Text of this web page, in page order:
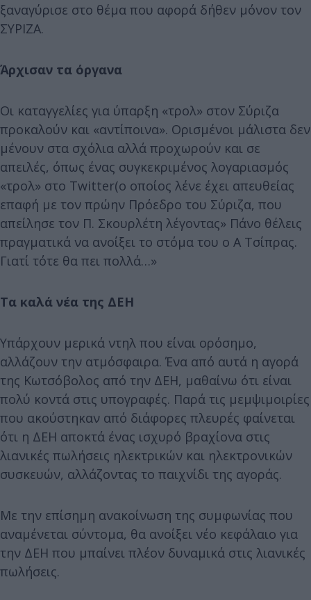
ξαναγύρισε στο θέμα που αφορά δήθεν μόνον τον
ΣΥΡΙΖΑ.
Άρχισαν τα όργανα
Οι καταγγελίες για ύπαρξη «τρολ» στον Σύριζα
προκαλούν και «αντίποινα». Ορισμένοι μάλιστα δεν
μένουν στα σχόλια αλλά προχωρούν και σε
απειλές, όπως ένας συγκεκριμένος λογαριασμός
«τρολ» στο Twitter(ο οποίος λένε έχει απευθείας
επαφή με τον πρώην Πρόεδρο του Σύριζα, που
απείλησε τον Π. Σκουρλέτη λέγοντας» Πάνο θέλεις
πραγματικά να ανοίξει το στόμα του ο Α Τσίπρας.
Γιατί τότε θα πει πολλά…»
Τα καλά νέα της ΔΕΗ
Υπάρχουν μερικά ντηλ που είναι ορόσημο,
αλλάζουν την ατμόσφαιρα. Ένα από αυτά η αγορά
της Κωτσόβολος από την ΔΕΗ, μαθαίνω ότι είναι
πολύ κοντά στις υπογραφές. Παρά τις μεμψιμοιρίες
που ακούστηκαν από διάφορες πλευρές φαίνεται
ότι η ΔΕΗ αποκτά ένας ισχυρό βραχίονα στις
λιανικές πωλήσεις ηλεκτρικών και ηλεκτρονικών
συσκευών, αλλάζοντας το παιχνίδι της αγοράς.
Με την επίσημη ανακοίνωση της συμφωνίας που
αναμένεται σύντομα, θα ανοίξει νέο κεφάλαιο για
την ΔΕΗ που μπαίνει πλέον δυναμικά στις λιανικές
πωλήσεις.